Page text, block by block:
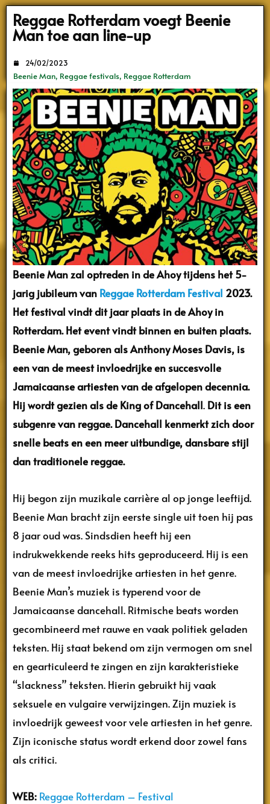
Reggae Rotterdam voegt Beenie
Man toe aan line-up
Beenie Man, Reggae festivals, Reggae Rotterdam
24/02/2023
Beenie Man zal optreden in de Ahoy tijdens het 5-
jarig jubileum van Reggae Rotterdam Festival 2023.
Het festival vindt dit jaar plaats in de Ahoy in
Rotterdam. Het event vindt binnen en buiten plaats.
Beenie Man, geboren als Anthony Moses Davis, is
een van de meest invloedrijke en succesvolle
Jamaicaanse artiesten van de afgelopen decennia.
Hij wordt gezien als de King of Dancehall. Dit is een
subgenre van reggae. Dancehall kenmerkt zich door
snelle beats en een meer uitbundige, dansbare stijl
dan traditionele reggae.
Hij begon zijn muzikale carrière al op jonge leeftijd.
Beenie Man bracht zijn eerste single uit toen hij pas
8 jaar oud was. Sindsdien heeft hij een
indrukwekkende reeks hits geproduceerd. Hij is een
van de meest invloedrijke artiesten in het genre.
Beenie Man’s muziek is typerend voor de
Jamaicaanse dancehall. Ritmische beats worden
gecombineerd met rauwe en vaak politiek geladen
teksten. Hij staat bekend om zijn vermogen om snel
en gearticuleerd te zingen en zijn karakteristieke
“slackness” teksten. Hierin gebruikt hij vaak
seksuele en vulgaire verwijzingen. Zijn muziek is
invloedrijk geweest voor vele artiesten in het genre.
Zijn iconische status wordt erkend door zowel fans
als critici.
WEB: Reggae Rotterdam – Festival